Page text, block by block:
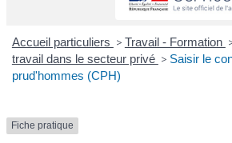
Accueil particuliers > Travail - Formation
travail dans le secteur privé > Saisir le
prud'hommes (CPH)
Fiche pratique